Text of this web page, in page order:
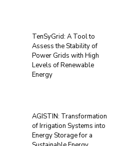
TenSyGrid: A Tool to
Assess the Stability of
Power Grids with High
Levels of Renewable
Energy
AGISTIN: Transformation
of Irrigation Systems into
Energy Storage for a